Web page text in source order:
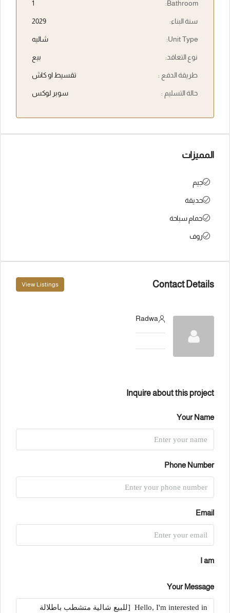
Bathroom:
1
سنة البناء: 2029
Unit Type: شاليه
نوع التعاقد: بيع
طريقة الدفع : تقسيط او كاش
حالة التسليم : سوبر لوكس
المميزات
جيم
حديقة
حمام سباحة
روف
Contact Details
View Listings
Radwa
Inquire about this project
Your Name
Phone Number
Email
I am
Your Message